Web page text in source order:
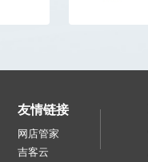
友情链接
网店管家
吉客云